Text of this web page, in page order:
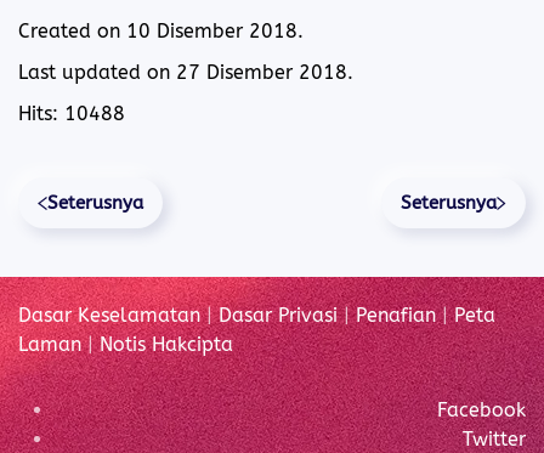
Created on 10 Disember 2018.
Last updated on 27 Disember 2018.
Hits: 10488
Seterusnya Seterusnya
Dasar Keselamatan|Dasar Privasi|Penafian|Peta
Laman|Notis Hakcipta
Facebook
Twitter